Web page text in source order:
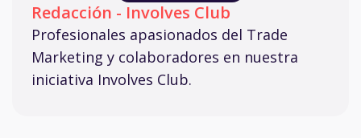
Redacción - Involves Club
Profesionales apasionados del Trade
Marketing y colaboradores en nuestra
iniciativa Involves Club.